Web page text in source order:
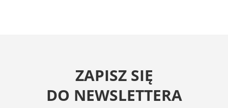
ZAPISZ SIĘ
DO NEWSLETTERA